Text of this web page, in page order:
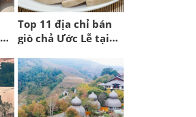
Top 11 địa chỉ bán
giò chả Ước Lễ tại